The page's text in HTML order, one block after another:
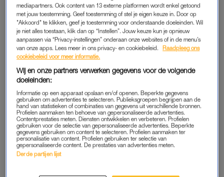
overbelaste en ontspoorde mantelzorg toe”, zo schrijft de
vereniging op de Internationale dag tegen
ouderenmishandeling. Als deze verzorgers meer zorg moeten
leveren dan ze aankunnen, ontstaan mogelijk onwenselijke
situaties.
MantelzorgNL noemt een aantal voorbeelden uit de praktijk.
mogelijk onrustig van wordt, tot het vastbinden van de
zorgvrager aan een stoel. “Dit doen ze zodat de
dementerende geen ongelukken kan veroorzaken wanneer hij
alleen thuis blijft terwijl de mantelzorger snel wat
boodschappen doet.”
mediapartners. Ook content van 13 externe platformen wordt enkel getoond
met jouw toestemming. Geef toestemming of stel je eigen keuze in. Door op
"Akkoord" te klikken, geef je toestemming voor onderstaande doeleinden. Wil
je niet alles toestaan, klik dan op “Instellen”. Jouw keuze kun je opnieuw
aanpassen via “Privacy-instellingen” onderaan onze websites of in de menu’s
van onze apps. Lees meer in ons privacy- en cookiebeleid.
Raadpleeg ons
cookiebeleid voor meer informatie.
Wij en onze partners verwerken gegevens voor de volgende
doeleinden:
Informatie op een apparaat opslaan en/of openen. Beperkte gegevens
gebruiken om advertenties te selecteren. Publieksgroepen begrijpen aan de
hand van statistieken of combinaties van gegevens uit verschillende bronnen.
Profielen aanmaken ten behoeve van gepersonaliseerde advertenties.
Contentprestaties meten. Diensten ontwikkelen en verbeteren. Profielen
gebruiken voor de selectie van gepersonaliseerde advertenties. Beperkte
gegevens gebruiken om content te selecteren. Profielen aanmaken ter
personalisatie van content. Profielen gebruiken ter selectie van
gepersonaliseerde content. De prestaties van advertenties meten.
Derde partijen lijst